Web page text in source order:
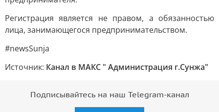
Регистрация является не правом, а обязанностью
лица, занимающегося предпринимательством.
#newsSunja
Источник: Канал в МАКС " Администрация г.Сунжа"
Подписывайтесь на наш Telegram-канал